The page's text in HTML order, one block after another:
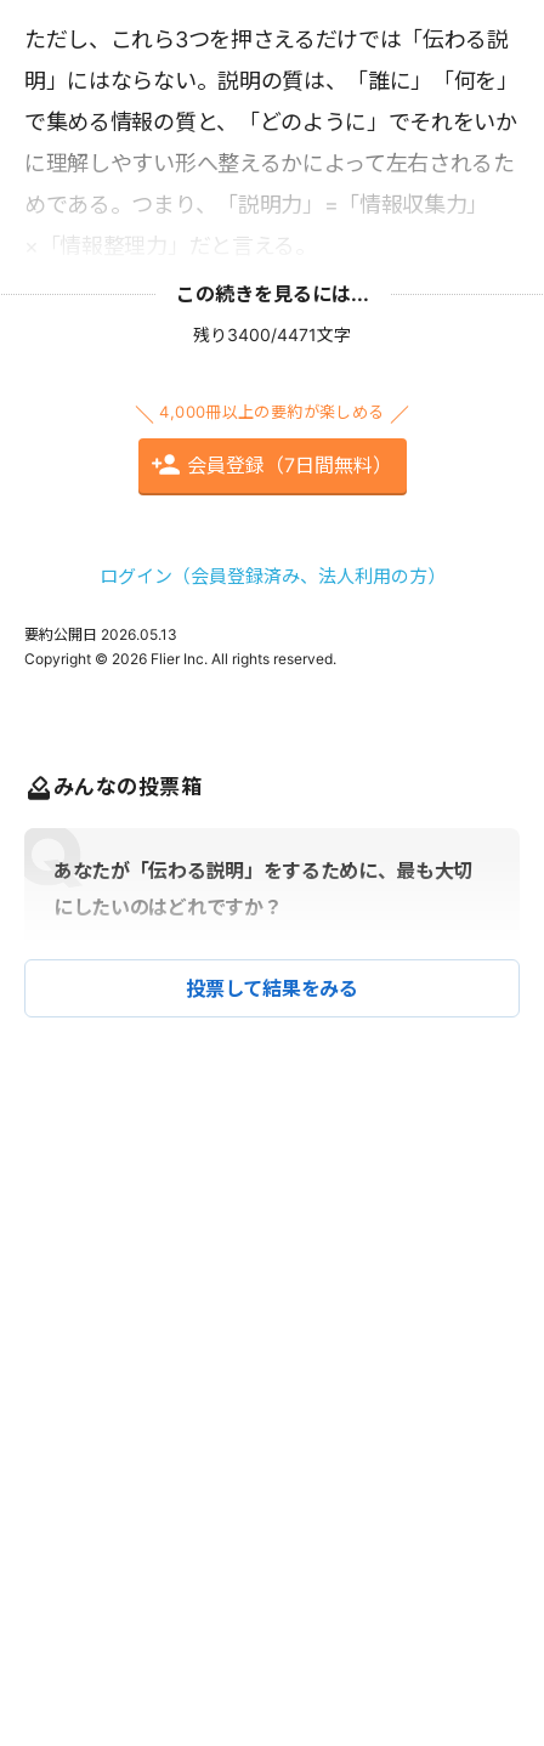
ただし、これら3つを押さえるだけでは「伝わる説
明」にはならない。説明の質は、「誰に」「何を」
で集める情報の質と、「どのように」でそれをいか
に理解しやすい形へ整えるかによって左右されるた
めである。つまり、「説明力」=「情報収集力」
×「情報整理力」だと言える。
この続きを見るには...
残り3400/4471文字
4,000冊以上の要約が楽しめる
会員登録（7日間無料）
ログイン（会員登録済み、法人利用の方）
要約公開日 2026.05.13
みんなの投票箱
あなたが「伝わる説明」をするために、最も大切
にしたいのはどれですか？
投票して結果をみる